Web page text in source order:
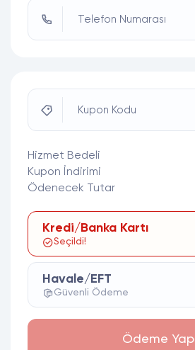
Telefon Numarası
Kupon Kodu
Hizmet Bedeli
Kupon İndirimi
Ödenecek Tutar
Kredi/Banka Kartı
Seçildi!
Havale/EFT
Güvenli Ödeme
Ödeme Yap